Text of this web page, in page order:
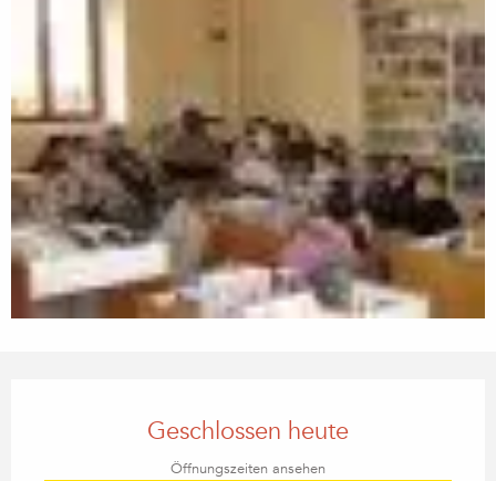
Geschlossen heute
Öffnungszeiten ansehen